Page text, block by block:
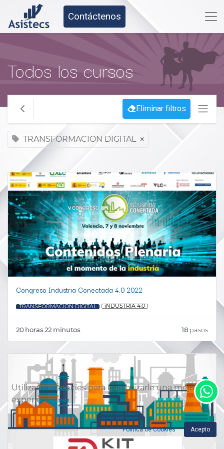
Contáctenos
Todos los cursos
Eliminar filtros
TRANSFORMACION DIGITAL ×
Congreso Industria Conectada 4.0 2022
TRANSFORMACION DIGITAL iNDUSTRIA 4.0
20 horas 22 minutos 18 pasos
Utilizamos cookies para garantizarle una mejor
experiencia.
Política de Cookies Acepto